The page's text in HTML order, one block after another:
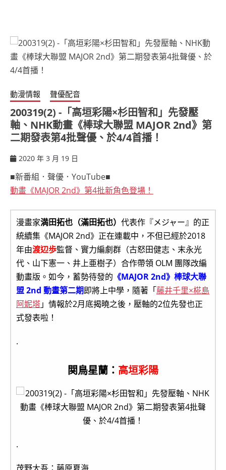
動漫情報 聲優配音
200319(2) -「高垣彩陽×杉田智和」先發壓
軸、NHK動畫《棒球大聯盟 MAJOR 2nd》第
二期發表第4批聲優、於4/4首播！
2020 年 3 月 19 日
■新番組．聲優．YouTube■
動畫《MAJOR 2nd》第4批新角色登場！
漫畫家満田拓也（滿田拓也） 代表作『メジャー』的正
統續集《MAJOR 2nd》正在連載中，不但已經於2018
年由渡辺歩監督、實力編劇群（古怒田健志、末永光
代、山下憲一、井上亜樹子）合作帶領 OLM 團隊改編
動畫版。如今，蓄勢待發的 《MAJOR 2nd》棒球大聯
盟 2nd 動畫第二期即將上中學，隨著「藤井千里×椛島
阿妮塔」情報於2月底揭曉之後，壓軸的2位先發也正
式發表啦！
.
関鳥星蘭： 高垣彩陽
.
茂野大吾：藤原夏海